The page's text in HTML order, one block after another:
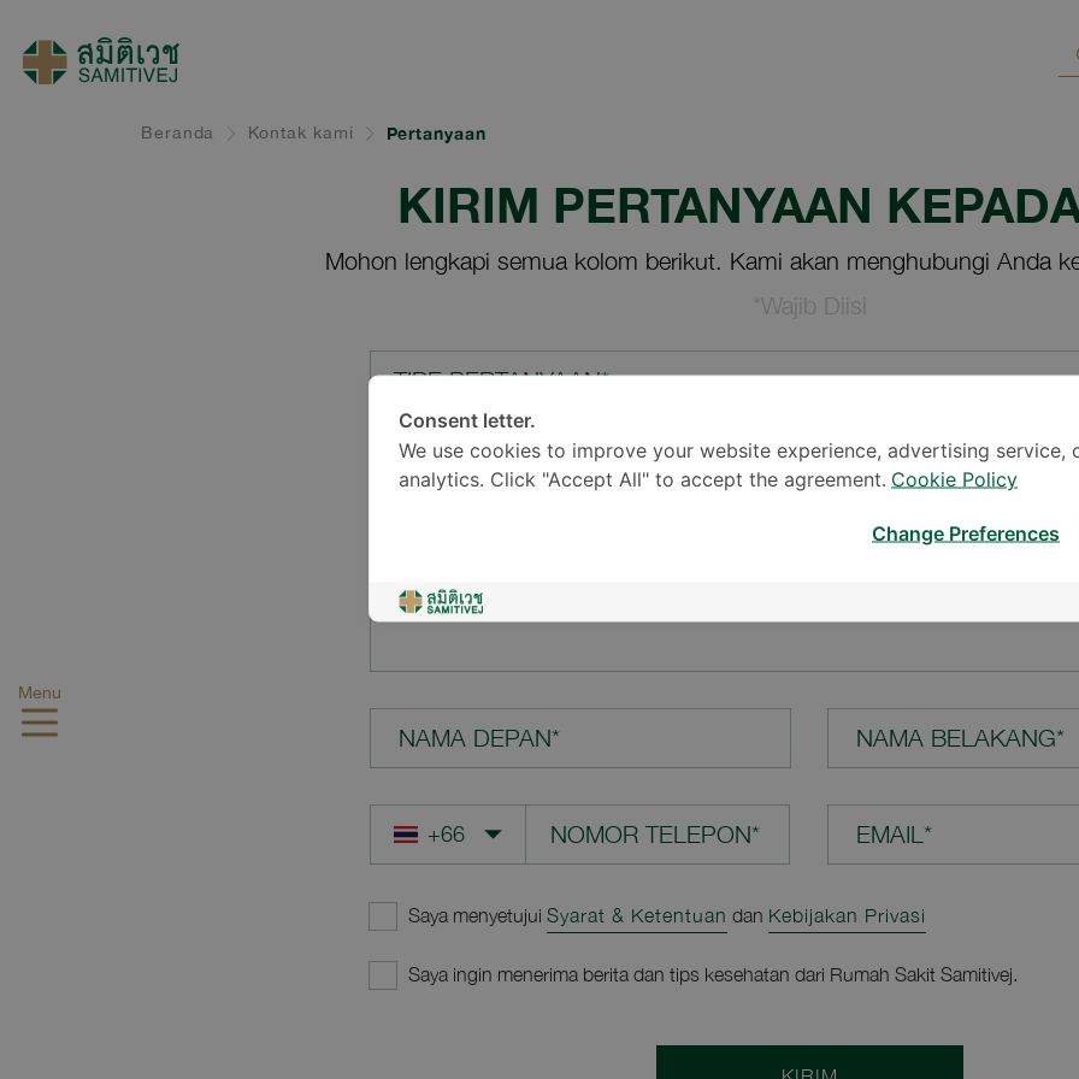
Menu
Beranda Kontak kami Pertanyaan
KIRIM PERTANYAAN
Mohon lengkapi semua kolom berikut. Kami akan menghubungi Anda
*Wajib Diisi
TIPE PERTANYAAN*
LOKASI*
NAMA DEPAN* NAMA BELAKANG*
EMAIL*
Saya menyetujui Syarat & Ketentuan dan Kebijakan Privasi
Saya ingin menerima berita dan tips kesehatan dari Rumah Sakit Samitivej.
Consent letter.
We use cookies to improve your website experience, advertising service,
analytics. Click "Accept All" to accept the agreement. Cookie Policy
Change Preferences